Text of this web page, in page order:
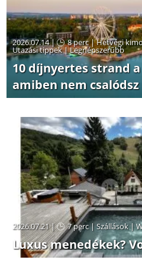
2026.07.14 | 8 perc|Hétvégi
Utazási tippek|Legnépszerűbb
10 díjnyertes strand
amiben nem csalódsz
2026.07.21 | 7 perc|Szállások|
Luxus menedékek?